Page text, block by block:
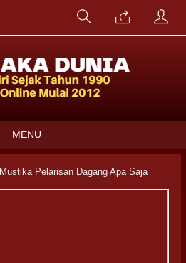
MENU
Mustika Pelarisan Dagang Apa Saja